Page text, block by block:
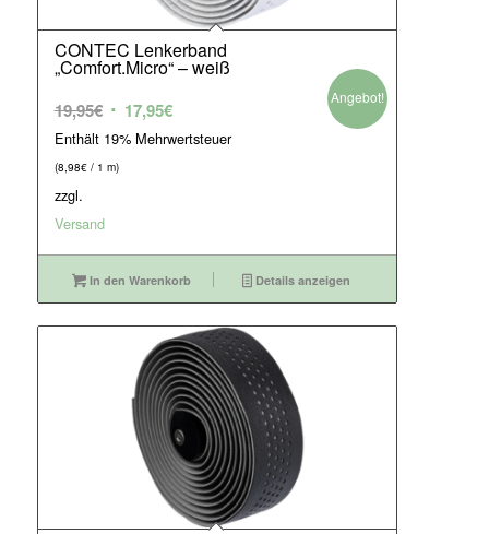
CONTEC Lenkerband
„Comfort.Micro“ – weiß
19,95€ Ursprünglicher
Preis
war:
17,95€Aktueller
Preis
Enthält 19% Mehrwertsteuer
(8,98€/ 1 m)
zzgl.
Versand
Angebot!
In den Warenkorb Details anzeigen